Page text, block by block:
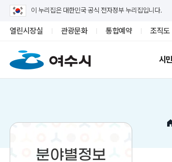
이 누리집은 대한민국 공식 전자정부 누리집입니다.
열린시장실 관광문화 통합예약 조직도
시
분야별정보